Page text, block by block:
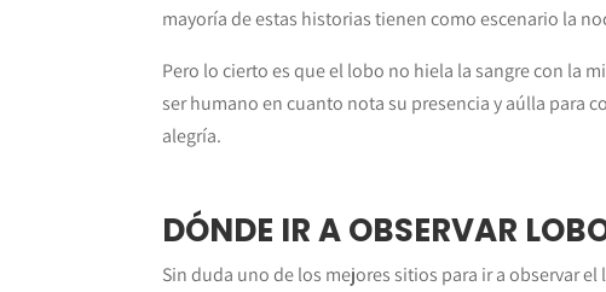
mayoría de estas historias tienen como escenario la
Pero lo cierto es que el lobo no hiela la sangre con la
ser humano en cuanto nota su presencia y aúlla para
alegría.
DÓNDE IR A OBSERVAR
Sin duda uno de los mejores sitios para ir a observar